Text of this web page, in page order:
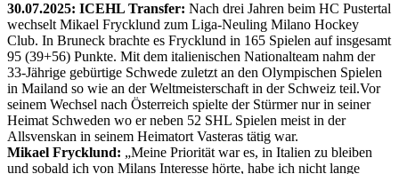
30.07.2025: ICEHL Transfer: Nach drei Jahren beim HC Pustertal
wechselt Mikael Frycklund zum Liga-Neuling Milano Hockey
Club. In Bruneck brachte es Frycklund in 165 Spielen auf insgesamt
95 (39+56) Punkte. Mit dem italienischen Nationalteam nahm der
33-Jährige gebürtige Schwede zuletzt an den Olympischen Spielen
in Mailand so wie an der Weltmeisterschaft in der Schweiz teil.Vor
seinem Wechsel nach Österreich spielte der Stürmer nur in seiner
Heimat Schweden wo er neben 52 SHL Spielen meist in der
Allsvenskan in seinem Heimatort Vasteras tätig war.
Mikael Frycklund: „Meine Priorität war es, in Italien zu bleiben
und sobald ich von Milans Interesse hörte, habe ich nicht lange